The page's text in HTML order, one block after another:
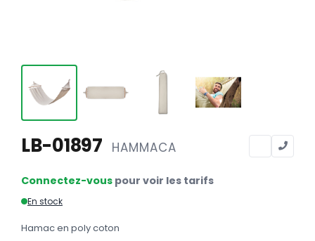
Tête de lettre
Sous-mains
Chemises
LB-01897 HAMMACA
Connectez-vous pour voir les tarifs
En stock
Hamac en poly coton